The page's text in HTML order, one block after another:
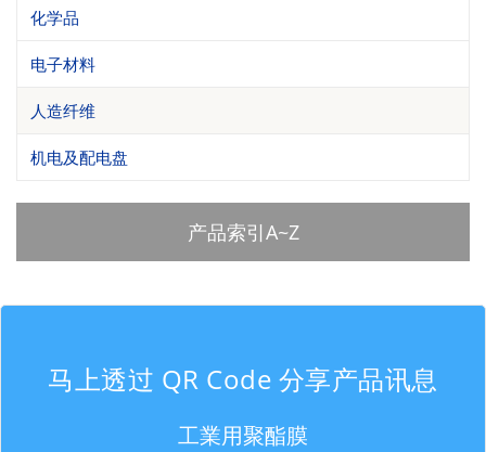
化学品
电子材料
人造纤维
机电及配电盘
产品索引A~Z
马上透过 QR Code 分享产品讯息
工業用聚酯膜